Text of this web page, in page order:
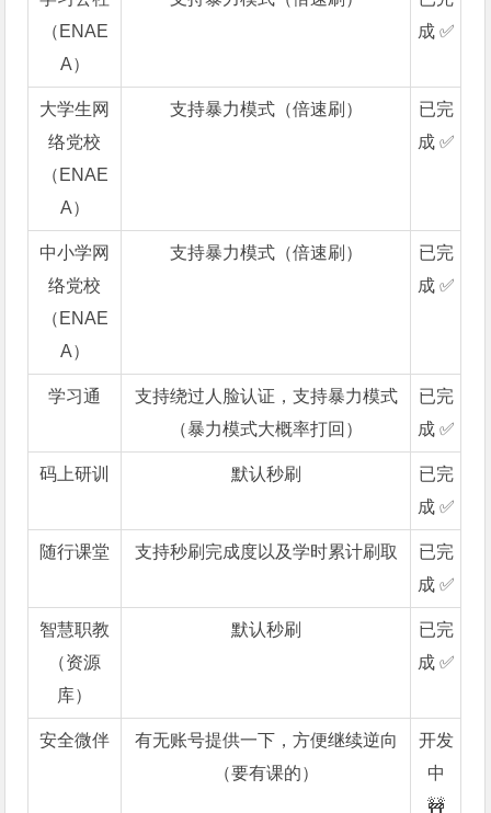
（ENAE
A）
成 ✅
大学生网
络党校
（ENAE
A）
支持暴力模式（倍速刷）
已完
成 ✅
中小学网
络党校
（ENAE
A）
支持暴力模式（倍速刷）
已完
成 ✅
学习通
支持绕过人脸认证，支持暴力模式
（暴力模式大概率打回）
已完
成 ✅
码上研训 默认秒刷
已完
成 ✅
随行课堂 支持秒刷完成度以及学时累计刷取
已完
成 ✅
智慧职教
（资源
库）
默认秒刷
已完
成 ✅
安全微伴
有无账号提供一下，方便继续逆向
（要有课的）
开发
中
🚧